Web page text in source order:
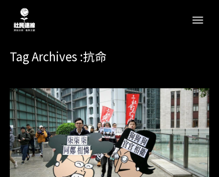
Tag Archives :抗命